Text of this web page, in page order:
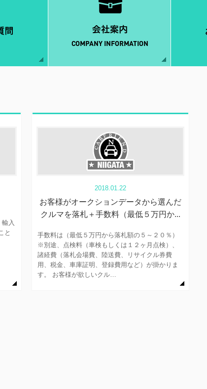
入
と
2018.01.22
お客様がオークションデータから選んだ
クルマを落札＋手数料（最低５万円か...
手数料は（最低５万円から落札額の５～２０％）
※別途、点検料（車検もしくは１２ヶ月点検）、
諸経費（落札会場費、陸送費、リサイクル券費
用、税金、車庫証明、登録費用など）が掛かりま
す。 お客様が欲しいクル…